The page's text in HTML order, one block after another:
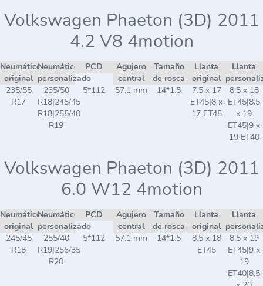
Volkswagen Phaeton (3D) 2011
4.2 V8 4motion
Neumático
original
Neumático
personalizado
PCD
Agujero
central
Tamaño
de rosca
Llanta
original
Llanta
235/55
R17
235/50
R18|245/45
R18|255/40
R19
5*112 57,1 mm 14*1,5
7,5 x 17
ET45|8 x
17 ET45
8,5 x 18
ET45|8,5
x 19
ET45|9 x
19 ET40
Volkswagen Phaeton (3D) 2011
6.0 W12 4motion
Neumático
original
Neumático
personalizado
PCD
Agujero
central
Tamaño
de rosca
Llanta
original
Llanta
245/45
R18
255/40
R19|255/35
R20
5*112 57,1 mm 14*1,5
8,5 x 18
ET45
8,5 x 19
ET45|9 x
19
ET40|8,5